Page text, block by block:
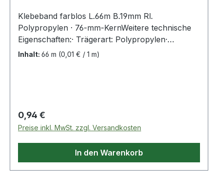
Klebeband farblos L.66m B.19mm Rl.
Polypropylen · 76-mm-KernWeitere technische
Eigenschaften:· Trägerart: Polypropylen·
Kernloch-Ø: 76mm· Gesamtdicke: 0,047mm·
Inhalt: 66 m (0,01 € / 1 m)
Regulärer Preis:
0,94 €
Preise inkl. MwSt. zzgl. Versandkosten
In den Warenkorb